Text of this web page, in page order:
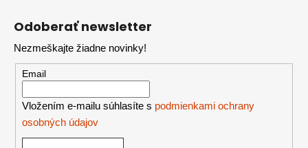
Odoberať newsletter
Nezmeškajte žiadne novinky!
Email
Vložením e-mailu súhlasíte s podmienkami ochrany
osobných údajov